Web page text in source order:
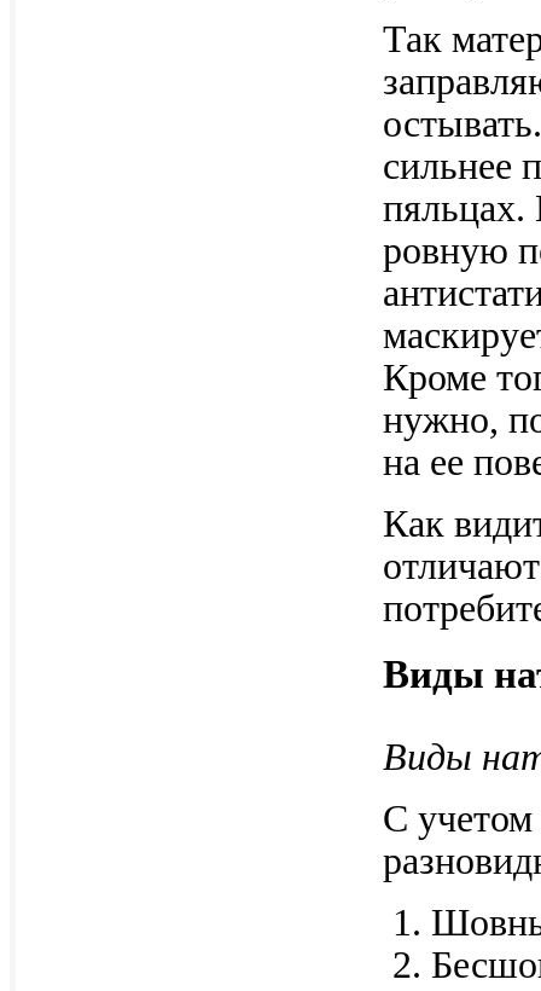
Так
сильнее
пяльцах.
ровную
Кроме
нужно,
на ее
Как
Виды
Виды
С